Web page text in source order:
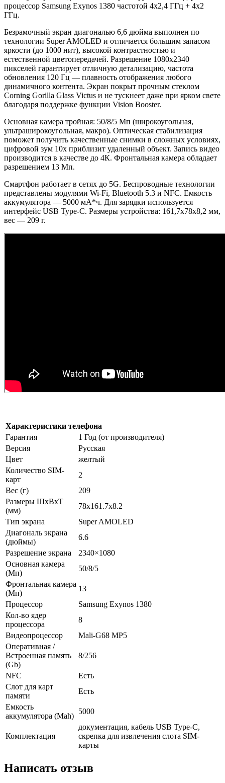
процессор Samsung Exynos 1380 частотой 4x2,4 ГГц + 4x2
ГГц.
Безрамочный экран диагональю 6,6 дюйма выполнен по
технологии Super AMOLED и отличается большим запасом
яркости (до 1000 нит), высокой контрастностью и
естественной цветопередачей. Разрешение 1080x2340
пикселей гарантирует отличную детализацию, частота
обновления 120 Гц — плавность отображения любого
динамичного контента. Экран покрыт прочным стеклом
Corning Gorilla Glass Victus и не тускнеет даже при ярком свете
благодаря поддержке функции Vision Booster.
Основная камера тройная: 50/8/5 Мп (широкоугольная,
ультраширокоугольная, макро). Оптическая стабилизация
поможет получить качественные снимки в сложных условиях,
цифровой зум 10х приблизит удаленный объект. Запись видео
производится в качестве до 4К. Фронтальная камера обладает
разрешением 13 Мп.
Смартфон работает в сетях до 5G. Беспроводные технологии
представлены модулями Wi-Fi, Bluetooth 5.3 и NFC. Емкость
аккумулятора — 5000 мА*ч. Для зарядки используется
интерфейс USB Type-C. Размеры устройства: 161,7x78x8,2 мм,
вес — 209 г.
Характеристики телефона
Гарантия
1 Год (от производителя)
Версия
Русская
Цвет
желтый
Количество SIM-
карт
2
Вес (г)
209
Размеры ШxВxТ
(мм)
78x161.7x8.2
Тип экрана
Super AMOLED
Диагональ экрана
(дюймы)
6.6
Разрешение экрана
2340×1080
Основная камера
(Мп)
50/8/5
Фронтальная камера
(Мп)
13
Процессор
Samsung Exynos 1380
Кол-во ядер
процессора
8
Видеопроцессор
Mali-G68 MP5
Оперативная /
Встроенная память
(Gb)
8/256
NFC
Есть
Слот для карт
памяти
Есть
Емкость
аккумулятора (Mah)
5000
Комплектация
документация, кабель USB Type-C,
скрепка для извлечения слота SIM-
карты
Написать отзыв